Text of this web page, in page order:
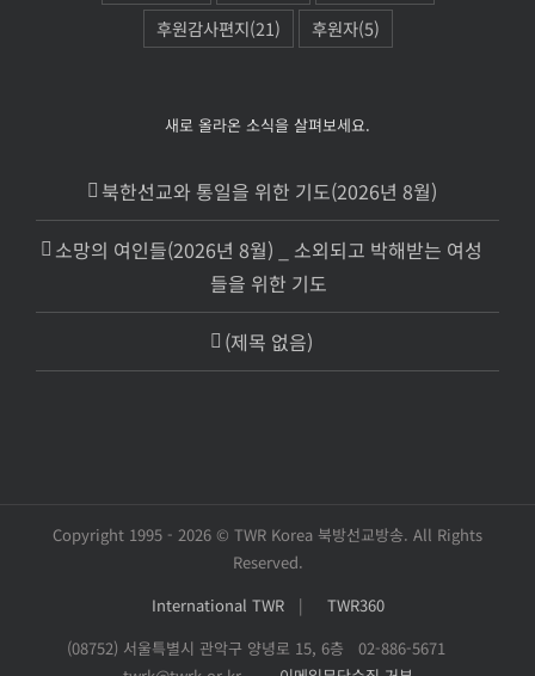
후원감사편지(21) 후원자(5)
새로 올라온 소식을 살펴보세요.
북한선교와 통일을 위한 기도(2026년 8월)
소망의 여인들(2026년 8월) _ 소외되고 박해받는 여성
들을 위한 기도
(제목 없음)
Copyright 1995 - 2026 © TWR Korea 북방선교방송. All Rights
Reserved.
International TWR| TWR360
(08752) 서울특별시 관악구 양녕로 15, 6층 02-886-5671